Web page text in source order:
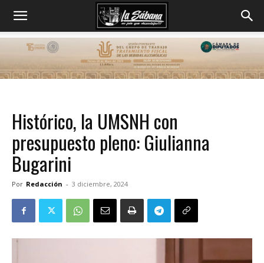
Histórico, la UMSNH con
presupuesto pleno: Giulianna
Bugarini
Por Redacción - 3 diciembre, 2024